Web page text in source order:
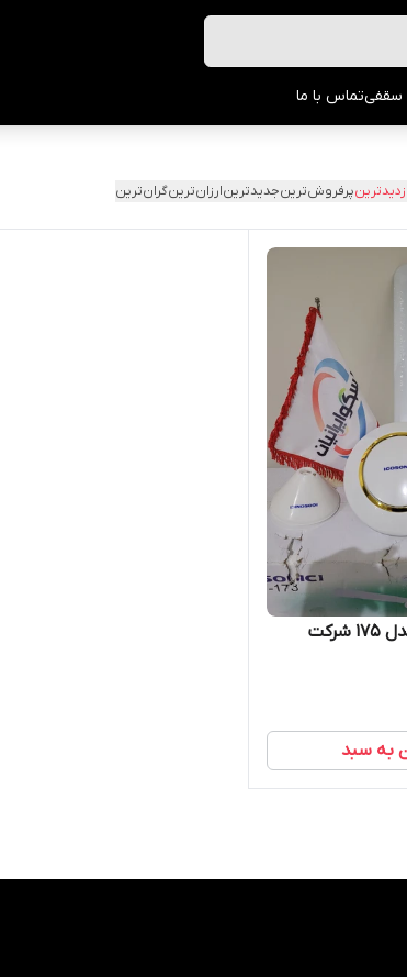
سقفیتماس با ما
پرفروش‌ترینجدیدترینارزان‌ترینگران‌ترین
پنکه ایگوسونیک مدل ۱۷۵ شرکت
به سبد